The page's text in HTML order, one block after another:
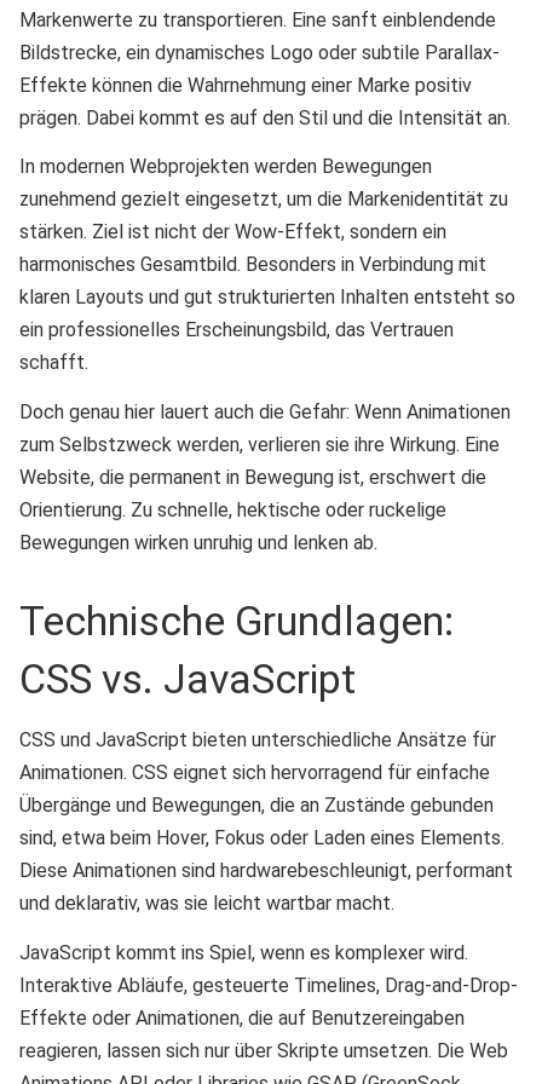
Markenwerte zu transportieren. Eine sanft einblendende
Bildstrecke, ein dynamisches Logo oder subtile Parallax-
Effekte können die Wahrnehmung einer Marke positiv
prägen. Dabei kommt es auf den Stil und die Intensität an.
In modernen Webprojekten werden Bewegungen
zunehmend gezielt eingesetzt, um die Markenidentität zu
stärken. Ziel ist nicht der Wow-Effekt, sondern ein
harmonisches Gesamtbild. Besonders in Verbindung mit
klaren Layouts und gut strukturierten Inhalten entsteht so
ein professionelles Erscheinungsbild, das Vertrauen
schafft.
Doch genau hier lauert auch die Gefahr: Wenn Animationen
zum Selbstzweck werden, verlieren sie ihre Wirkung. Eine
Website, die permanent in Bewegung ist, erschwert die
Orientierung. Zu schnelle, hektische oder ruckelige
Bewegungen wirken unruhig und lenken ab.
Technische Grundlagen:
CSS vs. JavaScript
CSS und JavaScript bieten unterschiedliche Ansätze für
Animationen. CSS eignet sich hervorragend für einfache
Übergänge und Bewegungen, die an Zustände gebunden
sind, etwa beim Hover, Fokus oder Laden eines Elements.
Diese Animationen sind hardwarebeschleunigt, performant
und deklarativ, was sie leicht wartbar macht.
JavaScript kommt ins Spiel, wenn es komplexer wird.
Interaktive Abläufe, gesteuerte Timelines, Drag-and-Drop-
Effekte oder Animationen, die auf Benutzereingaben
reagieren, lassen sich nur über Skripte umsetzen. Die Web